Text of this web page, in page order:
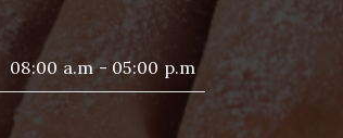
08:00 a.m - 05:00 p.m